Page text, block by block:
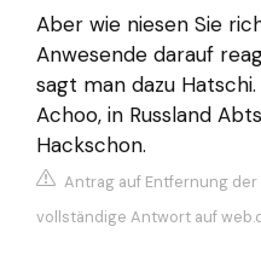
Aber wie niesen Sie
Anwesende darauf
sagt man dazu
Achoo, in Russland
Hackschon.
Antrag auf Entfernung der
vollständige Antwort auf